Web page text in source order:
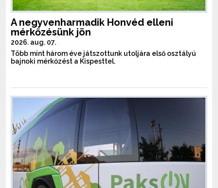
A negyvenharmadik Honvéd elleni
mérkőzésünk jön
2026. aug. 07.
Több mint három éve játszottunk utoljára első osztályú
bajnoki mérkőzést a Kispesttel.